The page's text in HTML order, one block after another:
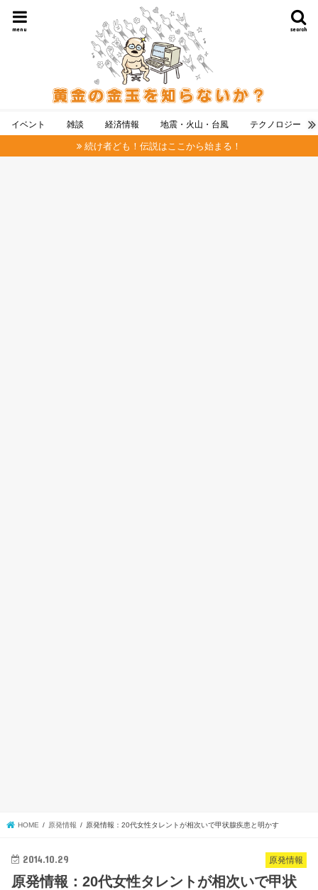
search
menu
イベント 雑談 経済情報 地震・火山・台風 テクノロジー
続け者ども！伝説はここから始まる！
HOME 原発情報 原発情報：20代女性タレントが相次いで甲状腺疾患と明かす
原発情報
2014.10.29
原発情報：20代女性タレントが相次いで甲状